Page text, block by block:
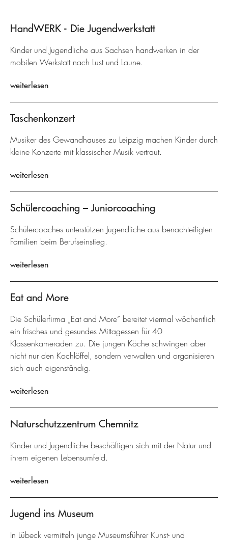
HandWERK - Die Jugendwerkstatt
Kinder und Jugendliche aus Sachsen handwerken in der
mobilen Werkstatt nach Lust und Laune.
weiterlesen
Taschenkonzert
Musiker des Gewandhauses zu Leipzig machen Kinder durch
kleine Konzerte mit klassischer Musik vertraut.
weiterlesen
Schülercoaching – Juniorcoaching
Schülercoaches unterstützen Jugendliche aus benachteiligten
Familien beim Berufseinstieg.
weiterlesen
Eat and More
Die Schülerfirma „Eat and More” bereitet viermal wöchentlich
ein frisches und gesundes Mittagessen für 40
Klassenkameraden zu. Die jungen Köche schwingen aber
nicht nur den Kochlöffel, sondern verwalten und organisieren
sich auch eigenständig.
weiterlesen
Naturschutzzentrum Chemnitz
Kinder und Jugendliche beschäftigen sich mit der Natur und
ihrem eigenen Lebensumfeld.
weiterlesen
Jugend ins Museum
In Lübeck vermitteln junge Museumsführer Kunst- und